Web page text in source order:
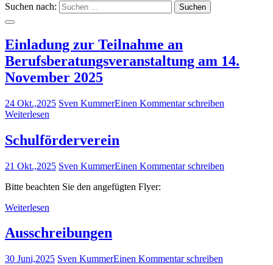
Suchen nach:
Einladung zur Teilnahme an
Berufsberatungsveranstaltung am 14.
November 2025
24 Okt.,2025 Sven KummerEinen Kommentar schreiben
Weiterlesen
Schulförderverein
21 Okt.,2025 Sven KummerEinen Kommentar schreiben
Bitte beachten Sie den angefügten Flyer:
Weiterlesen
Ausschreibungen
30 Juni,2025 Sven KummerEinen Kommentar schreiben